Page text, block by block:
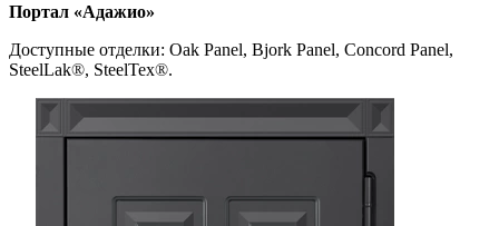
Портал «Адажио»
Доступные отделки: Оak Panel, Bjork Panel, Concord Panel,
SteelLak®, SteelTex®.